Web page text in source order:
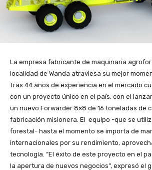
La empresa fabricante de maquinaria
localidad de Wanda atraviesa su mejor
Tras 44 años de experiencia en el mercado
con un proyecto único en el país, con el
un nuevo Forwarder 8×8 de 16 toneladas de
fabricación misionera. El equipo -que se
forestal- hasta el momento se importa de
internacionales por su rendimiento,
tecnología. “El éxito de este proyecto en el
la apertura de nuevos negocios”, expresó el